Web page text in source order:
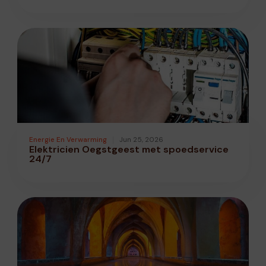
Energie En Verwarming Jun 25, 2026
Elektricien Oegstgeest met spoedservice
24/7